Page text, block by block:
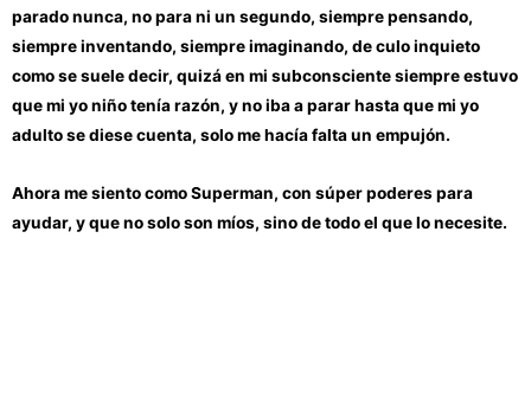
parado nunca, no para ni un segundo, siempre pensando,
siempre inventando, siempre imaginando, de culo inquieto
como se suele decir, quizá en mi subconsciente siempre estuvo
que mi yo niño tenía razón, y no iba a parar hasta que mi yo
adulto se diese cuenta, solo me hacía falta un empujón.
Ahora me siento como Superman, con súper poderes para
ayudar, y que no solo son míos, sino de todo el que lo necesite.